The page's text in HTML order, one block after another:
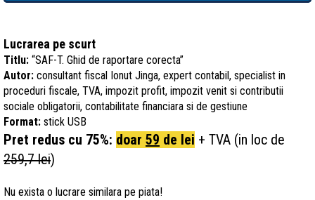
Lucrarea pe scurt
Titlu: “SAF-T. Ghid de raportare corecta”
Autor: consultant fiscal Ionut Jinga, expert contabil, specialist in
proceduri fiscale, TVA, impozit profit, impozit venit si contributii
sociale obligatorii, contabilitate financiara si de gestiune
Format: stick USB
Pret redus cu 75%: doar 59 de lei + TVA (in loc de
259,7 lei)
Nu exista o lucrare similara pe piata!